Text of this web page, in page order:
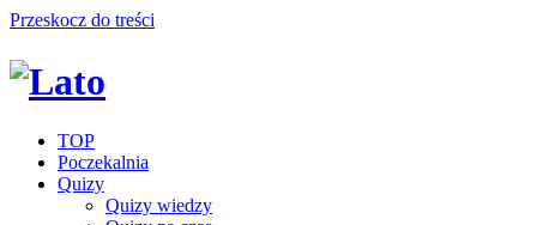
Przeskocz do treści
TOP
Poczekalnia
Quizy
Quizy wiedzy